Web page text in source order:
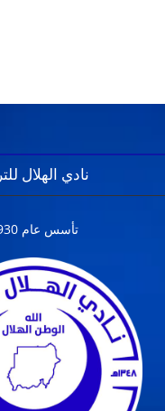
نادي الهلال
تأسس عام 1930